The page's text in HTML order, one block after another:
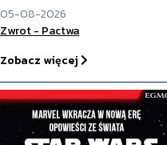
05-08-2026
Zwrot - Pactwa
Zobacz więcej